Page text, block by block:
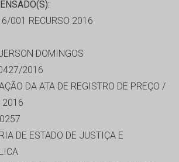
001 RECURSO 2016
DOMINGOS
2016
DA ATA DE REGISTRO DE PREÇO /
2016
DE ESTADO DE JUSTIÇA E